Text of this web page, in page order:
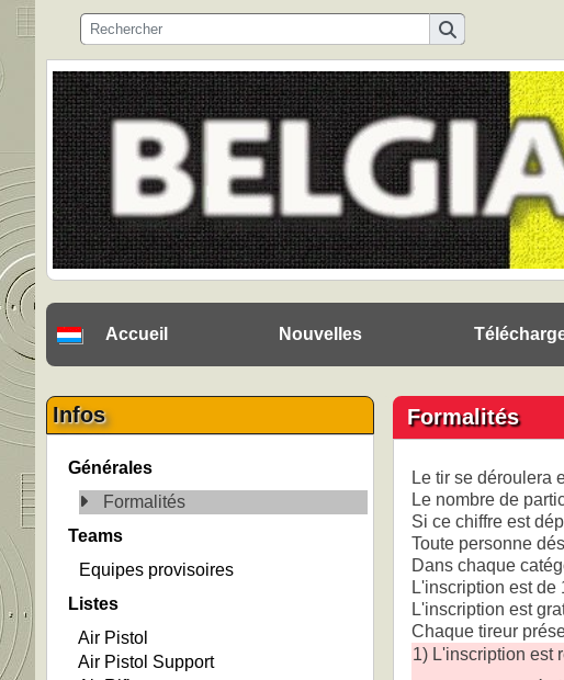
Accueil Nouvelles
Infos
Générales
Formalités
Teams
Equipes provisoires
Listes
Air Pistol
Air Pistol Support
Formalités
Le tir se déroulera
Le nombre de
Si ce chiffre est
Toute personne
Dans chaque
L'inscription est de
L'inscription est
Chaque tireur
1) L'inscription est